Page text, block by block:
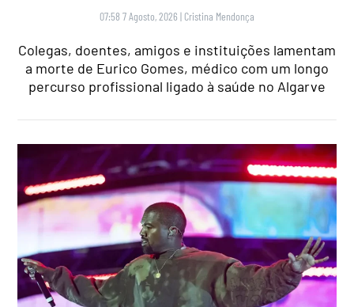
07:58 7 Agosto, 2026 | Cristina Mendonça
Colegas, doentes, amigos e instituições lamentam
a morte de Eurico Gomes, médico com um longo
percurso profissional ligado à saúde no Algarve